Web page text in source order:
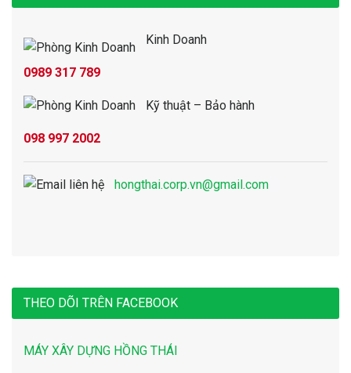
Kinh Doanh
0989 317 789
Kỹ thuật – Bảo hành
098 997 2002
hongthai.corp.vn@gmail.com
THEO DÕI TRÊN FACEBOOK
MÁY XÂY DỰNG HỒNG THÁI